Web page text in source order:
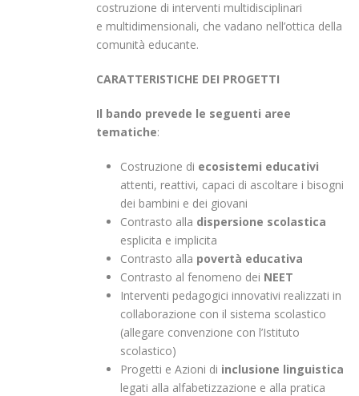
costruzione di interventi multidisciplinari
e multidimensionali, che vadano nell’ottica della
comunità educante.
CARATTERISTICHE DEI PROGETTI
Il bando prevede le seguenti aree
tematiche:
Costruzione di ecosistemi educativi
attenti, reattivi, capaci di ascoltare i bisogni
dei bambini e dei giovani
Contrasto alla dispersione scolastica
esplicita e implicita
Contrasto alla povertà educativa
Contrasto al fenomeno dei NEET
Interventi pedagogici innovativi realizzati in
collaborazione con il sistema scolastico
(allegare convenzione con l’Istituto
scolastico)
Progetti e Azioni di inclusione linguistica
legati alla alfabetizzazione e alla pratica